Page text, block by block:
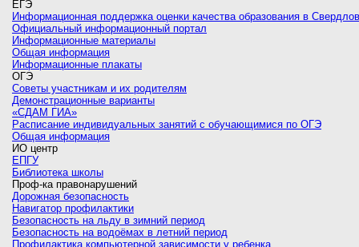
ЕГЭ
Информационная поддержка оценки качества образования в
Официальный информационный портал
Информационные материалы
Общая информация
Информационные плакаты
ОГЭ
Советы участникам и их родителям
Демонстрационные варианты
«СДАМ ГИА»
Расписание индивидуальных занятий с обучающимися по ОГЭ
Общая информация
ИО центр
ЕПГУ
Библиотека школы
Проф-ка правонарушений
Дорожная безопасность
Навигатор профилактики
Безопасность на льду в зимний период
Безопасность на водоёмах в летний период
Профилактика компьютерной зависимости у ребенка